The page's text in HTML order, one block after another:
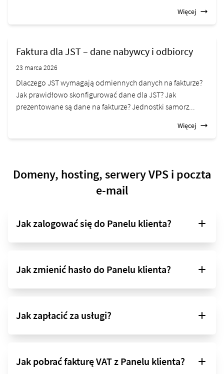
Więcej
Faktura dla JST – dane nabywcy i odbiorcy
23 marca 2026
Dlaczego JST wymagają odmiennych danych na fakturze?
Jak prawidłowo skonfigurować dane dla JST? Jak
prezentowane są dane na fakturze? Jednostki samorz...
Więcej
Domeny, hosting, serwery VPS i poczta
e-mail
Jak zalogować się do Panelu klienta?
Jak zmienić hasło do Panelu klienta?
Jak zapłacić za usługi?
Jak pobrać fakturę VAT z Panelu klienta?